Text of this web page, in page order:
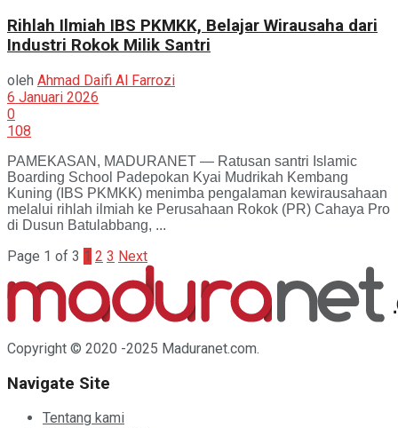
Rihlah Ilmiah IBS PKMKK, Belajar Wirausaha dari
Industri Rokok Milik Santri
oleh Ahmad Daifi Al Farrozi
6 Januari 2026
0
108
PAMEKASAN, MADURANET — Ratusan santri Islamic
Boarding School Padepokan Kyai Mudrikah Kembang
Kuning (IBS PKMKK) menimba pengalaman kewirausahaan
melalui rihlah ilmiah ke Perusahaan Rokok (PR) Cahaya Pro
di Dusun Batulabbang, ...
Page 1 of 3 1 2 3 Next
Copyright © 2020 -2025 Maduranet.com.
Navigate Site
Tentang kami